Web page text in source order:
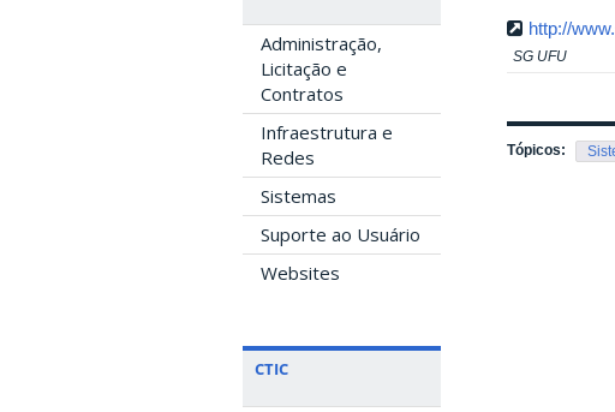
Administração,
Licitação e
Contratos
Infraestrutura e
Redes
Sistemas
Suporte ao Usuário
Websites
CTIC
http://
SG UFU
Tópicos: